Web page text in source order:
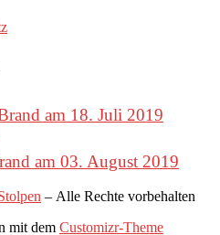
am 18. Juli 2019
am 03. August 2019
– Alle Rechte vorbehalten
mit dem Customizr-Theme